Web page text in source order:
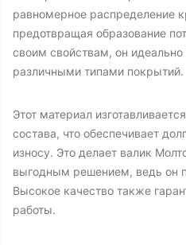
равномерное распределение
предотвращая образование
своим свойствам, он
различными типами покрытий.
Этот материал
состава, что обеспечивает
износу. Это делает валик
выгодным решением, ведь он
Высокое качество также
работы.